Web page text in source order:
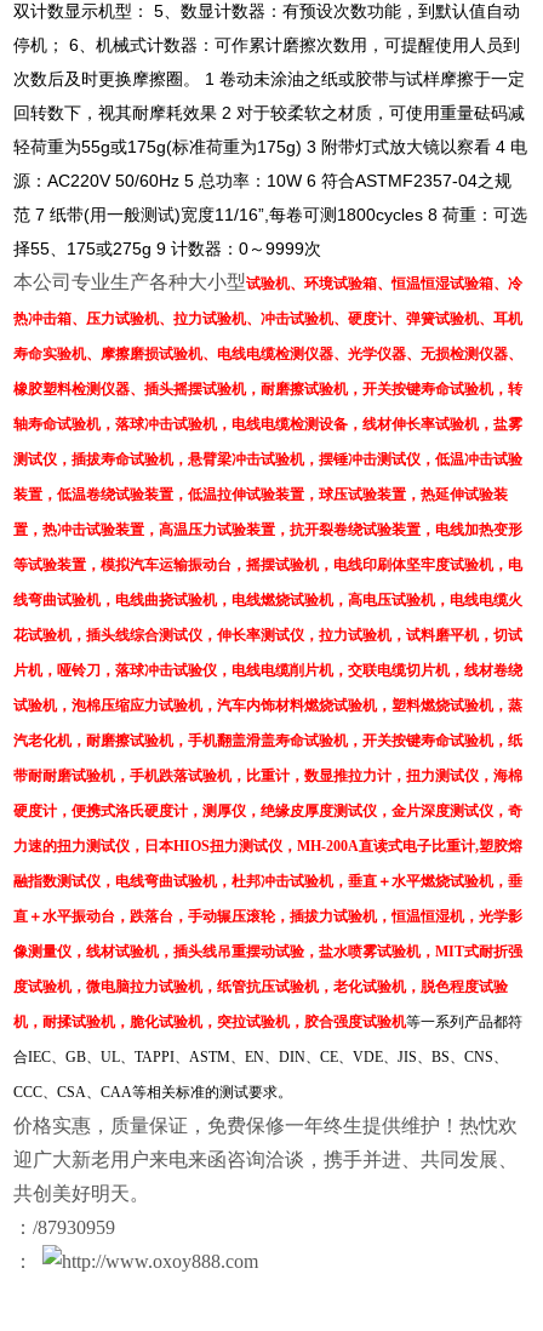
双计数显示机型： 5、数显计数器：有预设次数功能，到默认值自动
停机； 6、机械式计数器：可作累计磨擦次数用，可提醒使用人员到
次数后及时更换摩擦圈。 1 卷动未涂油之纸或胶带与试样摩擦于一定
回转数下，视其耐摩耗效果 2 对于较柔软之材质，可使用重量砝码减
轻荷重为55g或175g(标准荷重为175g) 3 附带灯式放大镜以察看 4 电
源：AC220V 50/60Hz 5 总功率：10W 6 符合ASTMF2357-04之规
范 7 纸带(用一般测试)宽度11/16”,每卷可测1800cycles 8 荷重：可选
择55、175或275g 9 计数器：0～9999次
本公司专业生产各种大小型试验机、环境试验箱、恒温恒湿试验箱、冷
热冲击箱、压力试验机、拉力试验机、冲击试验机、硬度计、弹簧试验机、耳机
寿命实验机、摩擦磨损试验机、电线电缆检测仪器、光学仪器、无损检测仪器、
橡胶塑料检测仪器、插头摇摆试验机，耐磨擦试验机，开关按键寿命试验机，转
轴寿命试验机，落球冲击试验机，电线电缆检测设备，线材伸长率试验机，盐雾
测试仪，插拔寿命试验机，悬臂梁冲击试验机，摆锤冲击测试仪，低温冲击试验
装置，低温卷绕试验装置，低温拉伸试验装置，球压试验装置，热延伸试验装
置，热冲击试验装置，高温压力试验装置，抗开裂卷绕试验装置，电线加热变形
等试验装置，模拟汽车运输振动台，摇摆试验机，电线印刷体坚牢度试验机，电
线弯曲试验机，电线曲挠试验机，电线燃烧试验机，高电压试验机，电线电缆火
花试验机，插头线综合测试仪，伸长率测试仪，拉力试验机，试料磨平机，切试
片机，哑铃刀，落球冲击试验仪，电线电缆削片机，交联电缆切片机，线材卷绕
试验机，泡棉压缩应力试验机，汽车内饰材料燃烧试验机，塑料燃烧试验机，蒸
汽老化机，耐磨擦试验机，手机翻盖滑盖寿命试验机，开关按键寿命试验机，纸
带耐耐磨试验机，手机跌落试验机，比重计，数显推拉力计，扭力测试仪，海棉
硬度计，便携式洛氏硬度计，测厚仪，绝缘皮厚度测试仪，金片深度测试仪，奇
力速的扭力测试仪，日本HIOS扭力测试仪，MH-200A直读式电子比重计,塑胶熔
融指数测试仪，电线弯曲试验机，杜邦冲击试验机，垂直＋水平燃烧试验机，垂
直＋水平振动台，跌落台，手动辗压滚轮，插拔力试验机，恒温恒湿机，光学影
像测量仪，线材试验机，插头线吊重摆动试验，盐水喷雾试验机，MIT式耐折强
度试验机，微电脑拉力试验机，纸管抗压试验机，老化试验机，脱色程度试验
机，耐揉试验机，脆化试验机，突拉试验机，胶合强度试验机等一系列产品都符
合IEC、GB、UL、TAPPI、ASTM、EN、DIN、CE、VDE、JIS、BS、CNS、
CCC、CSA、CAA等相关标准的测试要求。
价格实惠，质量保证，免费保修一年终生提供维护！热忱欢
迎广大新老用户来电来函咨询洽谈，携手并进、共同发展、
共创美好明天。
：/87930959
：
http://www.oxoy888.com